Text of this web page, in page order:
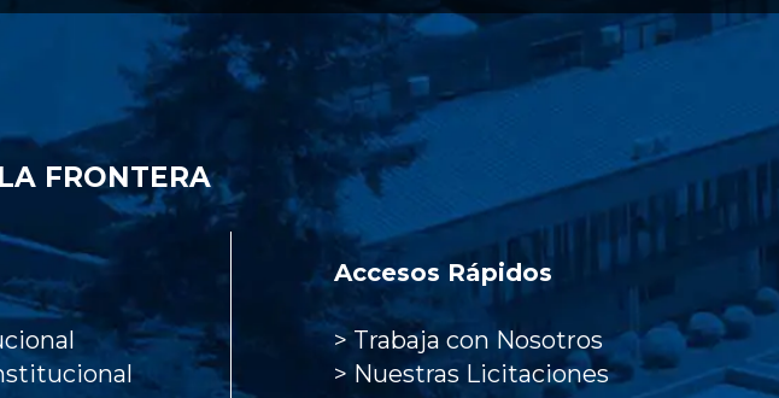
FRONTERA
Accesos Rápidos
> Trabaja con Nosotros
> Nuestras Licitaciones